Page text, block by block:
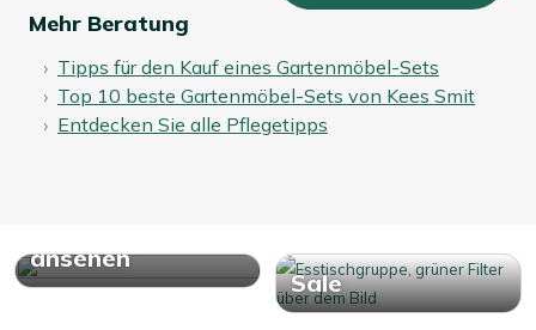
Mehr Beratung
Tipps für den Kauf eines Gartenmöbel-Sets
Top 10 beste Gartenmöbel-Sets von Kees Smit
Entdecken Sie alle Pflegetipps
ansehen
Sale